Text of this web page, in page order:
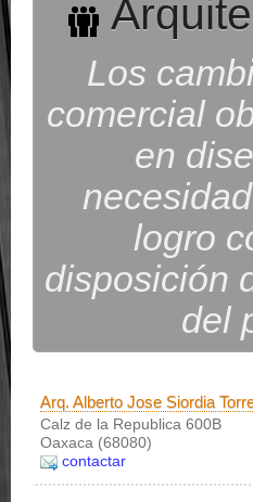
Los
comercial
en
logro
disposición
del
Arq. Alberto Jose Siordia
Calz de la Republica 600B
Oaxaca (68080)
contactar